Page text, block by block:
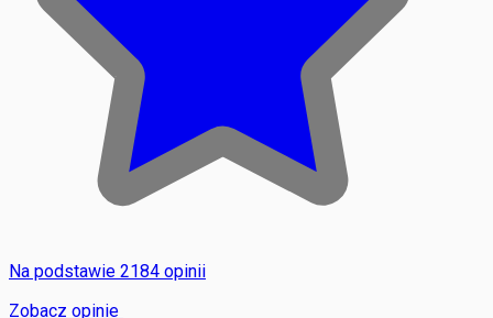
Na podstawie 2184 opinii
Zobacz opinie